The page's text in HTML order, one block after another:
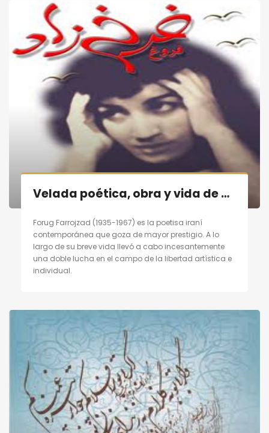
Velada poética, obra y vida de poetisa contemporánea persa «Forugh Farrojzad» en Madrid el 29/10/11
Forug Farrojzad (1935-1967) es la poetisa iraní
contemporánea que goza de mayor prestigio. A lo
largo de su breve vida llevó a cabo incesantemente
una doble lucha en el campo de la libertad artística e
individual.